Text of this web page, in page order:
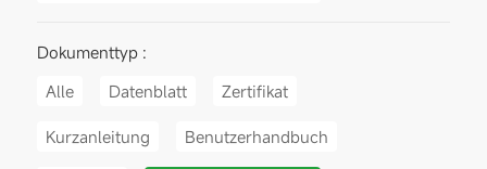
Dokumenttyp :
Alle
Datenblatt Zertifikat
Kurzanleitung Benutzerhandbuch